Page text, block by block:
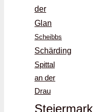
der
Glan
Scheibbs
Schärding
Spittal
an der
Drau
Steiermark